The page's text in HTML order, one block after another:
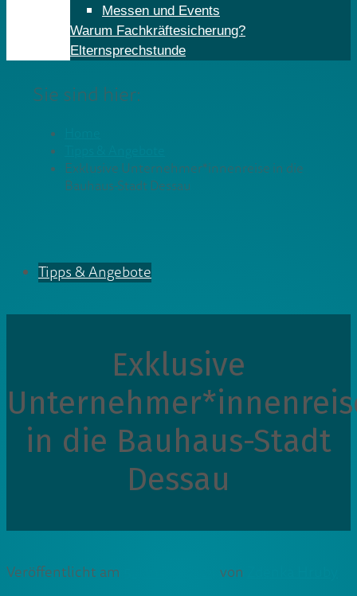
Messen und Events
Warum Fachkräftesicherung?
Elternsprechstunde
Sie sind hier:
Exklusive Unternehmer*innenreise in die
Bauhaus-Stadt Dessau
Tipps & Angebote
Exklusive
in die Bauhaus-Stadt
Dessau
Veröffentlicht am von